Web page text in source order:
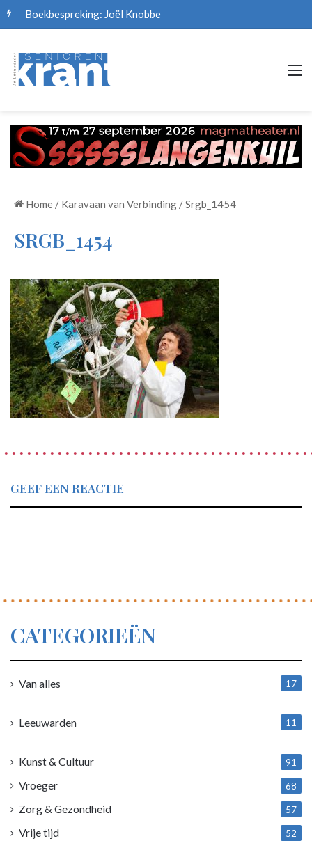
Boekbespreking: Joël Knobbe
Home / Karavaan van Verbinding /Srgb_1454
SRGB_1454
GEEF EEN REACTIE
CATEGORIEËN
Van alles
17
Leeuwarden
11
Kunst & Cultuur 91
Vroeger 68
Zorg & Gezondheid 57
Vrije tijd 52